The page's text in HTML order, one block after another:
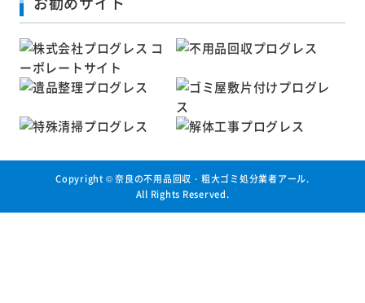
Copyright ©奈良の不用品回収・粗大ゴミ処分業者アール.
All Rights Reserved.